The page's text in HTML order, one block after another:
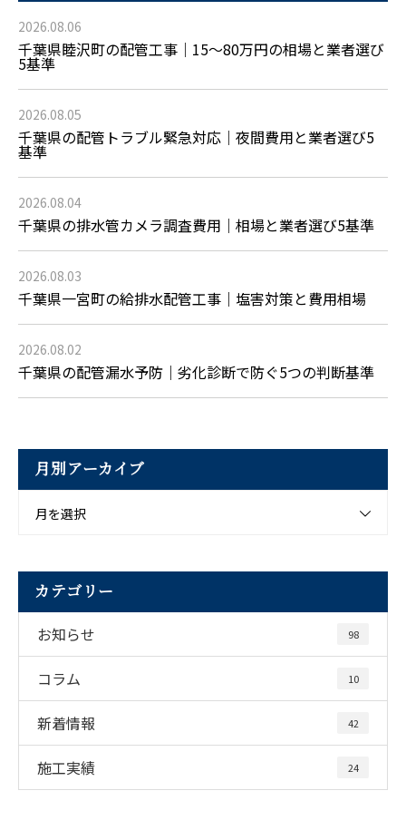
2026.08.06
千葉県睦沢町の配管工事｜15〜80万円の相場と業者選び
5基準
2026.08.05
千葉県の配管トラブル緊急対応｜夜間費用と業者選び5
基準
2026.08.04
千葉県の排水管カメラ調査費用｜相場と業者選び5基準
2026.08.03
千葉県一宮町の給排水配管工事｜塩害対策と費用相場
2026.08.02
千葉県の配管漏水予防｜劣化診断で防ぐ5つの判断基準
月別アーカイブ
月を選択
カテゴリー
お知らせ 98
コラム 10
新着情報 42
施工実績 24